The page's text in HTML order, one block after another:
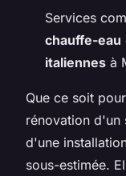
Services
chauffe-eau
italiennes à
Que ce soit
rénovation d'un
d'une
sous-estimée.